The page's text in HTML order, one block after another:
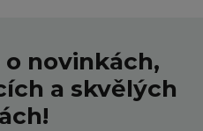
novinkách,
a skvělých